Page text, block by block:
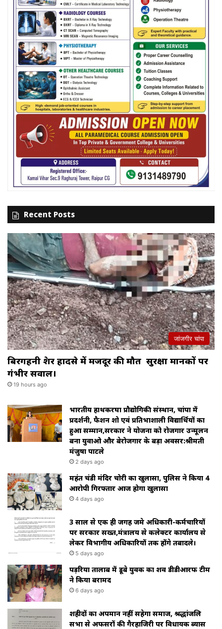
Recent Posts
जांजगीर चांपा
बिरगहनी क्रेशर हादसे में मजदूर की मौत सुरक्षा मानकों पर
गंभीर सवाल।
19 hours ago
भारतीय हाथकरघा प्रौद्योगिकी संस्थान, चांपा में
प्रदर्शनी, फैशन शो एवं प्रतिभाशाली विद्यार्थियों का
हुआ सम्मान,सरकार ने योजना को रोजगार उन्मूलन
बना युवाओ और बेरोजगार के बड़ा अवसर:श्रीमती
मंजुषा पाटले
2 days ago
महंत चंडी मंदिर चोरी का खुलासा, पुलिस ने किया 4
आरोपी गिरफ्तार आज होगा खुलासा
4 days ago
3 साल से एक ही जगह जमे अधिकारी-कर्मचारियों
पर सरकार सख्त,मंत्रालय से कलेक्टर कार्यालय से
लेकर विभागीय अधिकारियों तक होंगे तबादले।
5 days ago
पड़रिया तालाब में डूबे युवक का शव डीडीआरफ टीम
ने किया बरामद
6 days ago
शहीदों का अपमान नहीं सहेगा समाज, श्रद्धांजलि
सभा से अफसरों की गैरहाजिरी पर विधायक ब्यास